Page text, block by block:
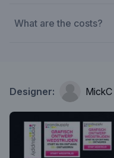
What are the costs?
Designer: MickC